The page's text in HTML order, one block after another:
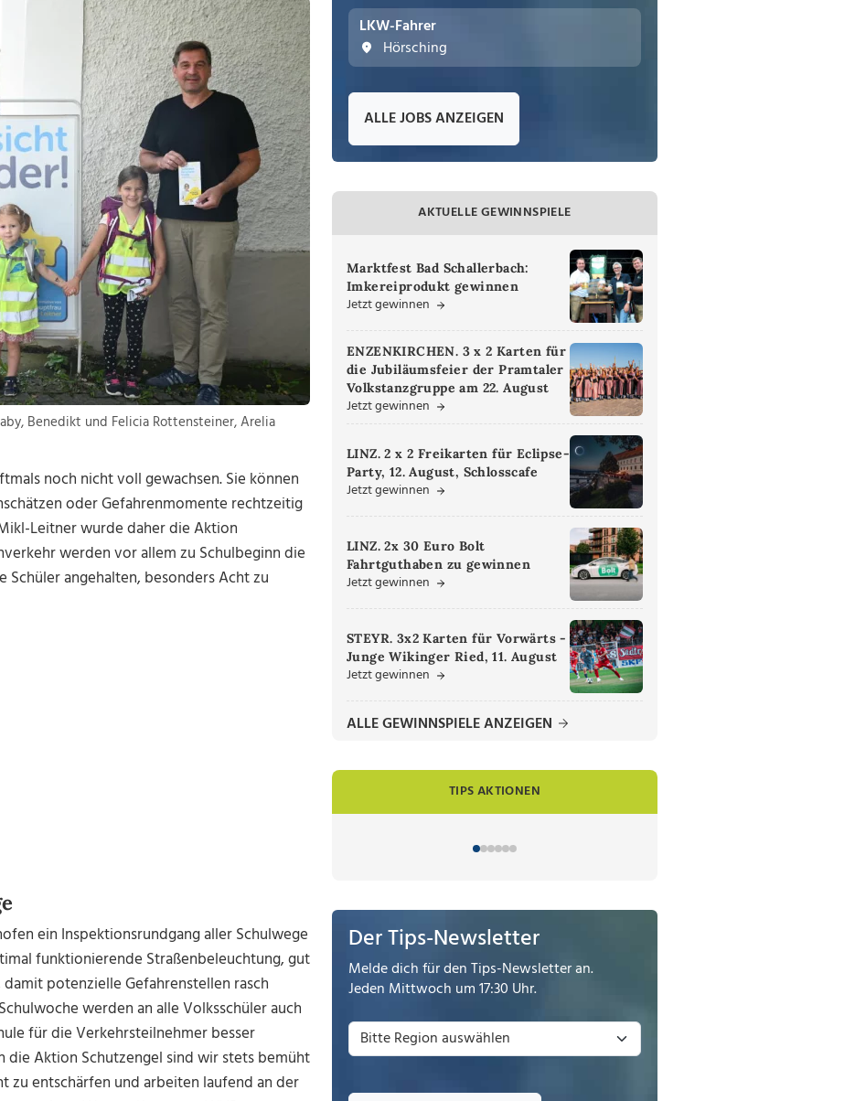
Benedikt und Felicia Rottensteiner, Arelia
noch nicht voll gewachsen. Sie können
oder Gefahrenmomente rechtzeitig
Leitner wurde daher die Aktion
werden vor allem zu Schulbeginn die
angehalten, besonders Acht zu
ein Inspektionsrundgang aller Schulwege
funktionierende Straßenbeleuchtung, gut
potenzielle Gefahrenstellen rasch
werden an alle Volksschüler auch
für die Verkehrsteilnehmer besser
die Aktion Schutzengel sind wir stets bemüht
zu entschärfen und arbeiten laufend an der
LKW-Fahrer
Hörsching
ALLE JOBS ANZEIGEN
AKTUELLE GEWINNSPIELE
Marktfest Bad Schallerbach:
Imkereiprodukt gewinnen
Jetzt gewinnen
ENZENKIRCHEN. 3 x 2 Karten für
die Jubiläumsfeier der Pramtaler
Volkstanzgruppe am 22. August
Jetzt gewinnen
LINZ. 2 x 2 Freikarten für Eclipse-
Party, 12. August, Schlosscafe
Jetzt gewinnen
LINZ. 2x 30 Euro Bolt
Fahrtguthaben zu gewinnen
Jetzt gewinnen
STEYR. 3x2 Karten für Vorwärts -
Junge Wikinger Ried, 11. August
Jetzt gewinnen
ALLE GEWINNSPIELE ANZEIGEN
TIPS AKTIONEN
Der Tips-Newsletter
Melde dich für den Tips-Newsletter an.
Jeden Mittwoch um 17:30 Uhr.